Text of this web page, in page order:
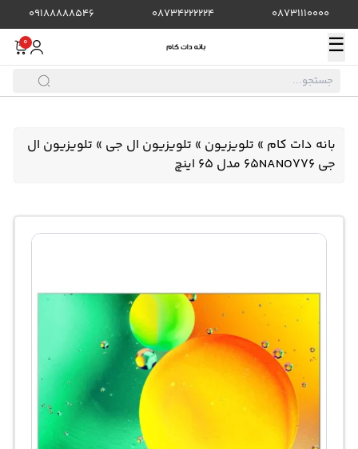
08731110000
08734222224
09188888546
☰
0
بانه دات کام » تلویزیون » تلویزیون ال جی » تلویزیون ال
جی 65NANO776 مدل 65 اینچ